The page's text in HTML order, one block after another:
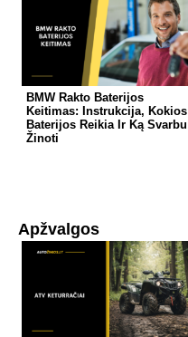
BMW Rakto Baterijos
Keitimas: Instrukcija, Kokios
Baterijos Reikia Ir Ką Svarbu
Žinoti
Apžvalgos